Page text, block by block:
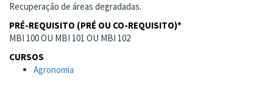
Recuperação de áreas degradadas.
PRÉ-REQUISITO (PRÉ OU CO-REQUISITO)*
MBI 100 OU MBI 101 OU MBI 102
CURSOS
Agronomia